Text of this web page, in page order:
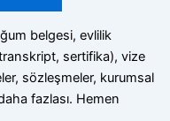
belgesi, evlilik
sertifika), vize
sözleşmeler, kurumsal
fazlası. Hemen